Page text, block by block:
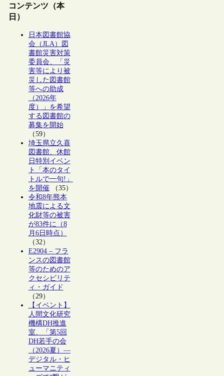
コンテンツ（本
日）
日本図書館協
会（JLA）図
書館災害対策
委員会、「災
害等により被
災した図書館
等への助成
（2026年
度）」を希望
する図書館の
募集を開始
（59）
埼玉県立久喜
図書館、休館
日特別イベン
ト「本のタイ
トルで一句!」
を開催（35）
令和8年熊本
地震による文
化財等の被害
が83件に（8
月6日時点）
（32）
E2904 – フラ
ンスの図書館
等のためのア
クセシビリテ
ィ・ガイド
（29）
【イベント】
人間文化研究
機構DH推進
室、「第5回
DH若手の会
（2026夏）―
デジタル・ヒ
ューマニティ